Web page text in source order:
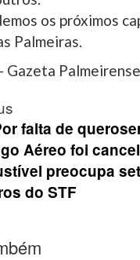
os próximos
Palmeiras.
Gazeta Palmeirense
falta de
Aéreo foi
preocupa
do STF